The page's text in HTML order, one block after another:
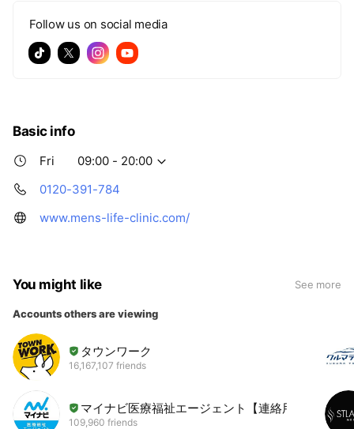
Follow us on social media
Basic info
Fri
09:00 - 20:00
0120-391-784
www.mens-life-clinic.com/
You might like See more
Accounts others are viewing
タウンワーク
16,167,107 friends
マイナビ医療福祉エージェント【連絡用】
109,960 friends